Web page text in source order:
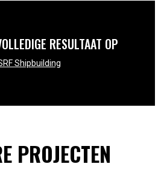
RESULTAAT OP
Shipbuilding
PROJECTEN